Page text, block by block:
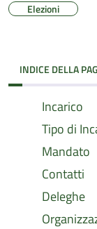
Elezioni
INDICE DELLA
Incarico
Tipo di
Mandato
Contatti
Deleghe